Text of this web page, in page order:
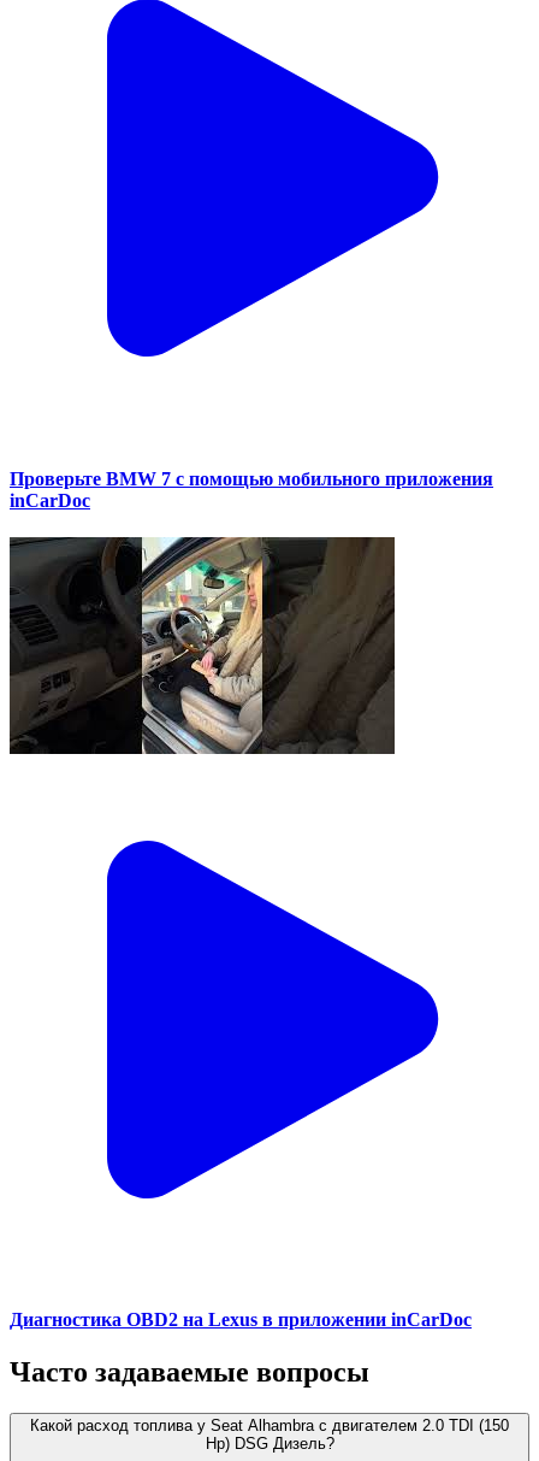
Проверьте BMW 7 с помощью мобильного приложения
inCarDoc
Диагностика OBD2 на Lexus в приложении inCarDoc
Часто задаваемые вопросы
Какой расход топлива у Seat Alhambra с двигателем 2.0 TDI (150
Hp) DSG Дизель?